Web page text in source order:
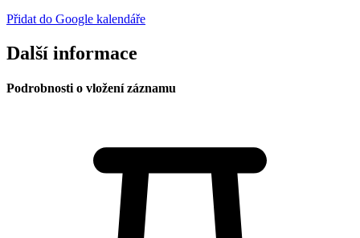
Přidat do Google kalendáře
Další informace
Podrobnosti o vložení záznamu